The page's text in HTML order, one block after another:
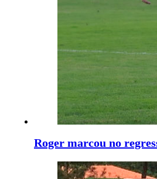
Roger marcou no